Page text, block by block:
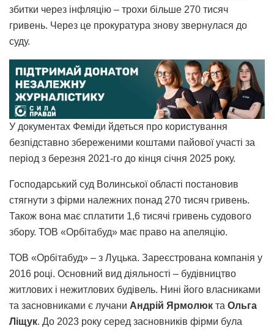
збитки через інфляцію – трохи більше 270 тисяч
гривень. Через це прокуратура знову звернулася до
суду.
У документах Феміди йдеться про користування
безпідставно збереженими коштами пайової участі за
період з березня 2021-го до кінця січня 2025 року.
Господарський суд Волинської області постановив
стягнути з фірми належних понад 270 тисяч гривень.
Також вона має сплатити 1,6 тисячі гривень судового
збору. ТОВ «Орбітабуд» має право на апеляцію.
ТОВ «Орбітабуд» – з Луцька. Зареєстрована компанія у
2016 році. Основний вид діяльності – будівництво
житлових і нежитлових будівель. Нині його власниками
та засновниками є лучани Андрій Ярмолюк та Ольга
Ліщук. До 2023 року серед засновників фірми була